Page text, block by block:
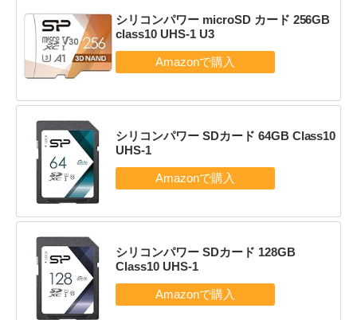
シリコンパワー microSD カード 256GB
class10 UHS-1 U3
シリコンパワー SDカード 64GB Class10
UHS-1
シリコンパワー SDカード 128GB
Class10 UHS-1